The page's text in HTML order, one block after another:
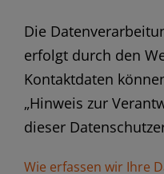
Die
erfolgt durch den
Kontaktdaten
„Hinweis zur
dieser
Wie erfassen wir Ihre